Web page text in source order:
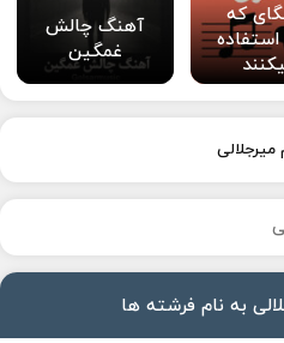
که
استفاده
آهنگ چالش
غمگین
میرجلالی
به نام فرشته ها